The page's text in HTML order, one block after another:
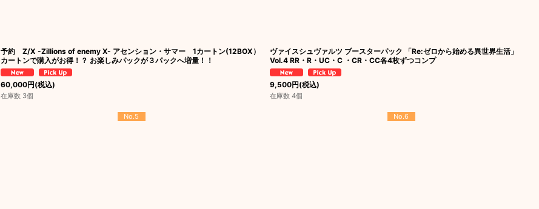
予約 Z/X -Zillions of enemy X- アセンション・サマー 1カートン(12BOX）
カートンで購入がお得！？ お楽しみパックが３パックへ増量！！
60,000円(税込)
在庫数 3個
ヴァイスシュヴァルツ ブースターパック 「Re:ゼロから始める異世界生活」
Vol.4 RR・R・UC・C ・CR・CC各4枚ずつコンプ
9,500円(税込)
在庫数 4個
No.5 No.6